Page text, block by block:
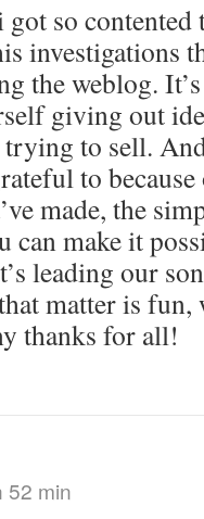
so contented
investigations
the weblog.
giving out
trying to sell.
to
made, the
can make it
leading our
matter is
thanks for all!
52 min